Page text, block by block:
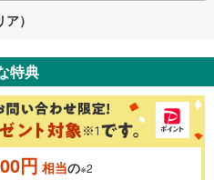
）
特典
円 相当の※2